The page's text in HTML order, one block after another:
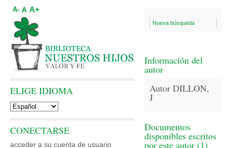
Nueva búsqueda
Información del
autor
Autor DILLON,
J
Documentos
disponibles escritos
por este autor (1)
A- A A+
ELIGE IDIOMA
CONECTARSE
acceder a su cuenta de usuario